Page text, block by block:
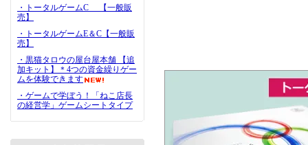
・トータルゲームC 【一般販
売】
・トータルゲームE＆C【一般販
売】
・黒猫タロウの屋台屋本舗 【追
加キット】＊4つの資金繰りゲー
ムを体験できます
・ゲームで学ぼう！「ねこ店長
の経営学」ゲームシートタイプ